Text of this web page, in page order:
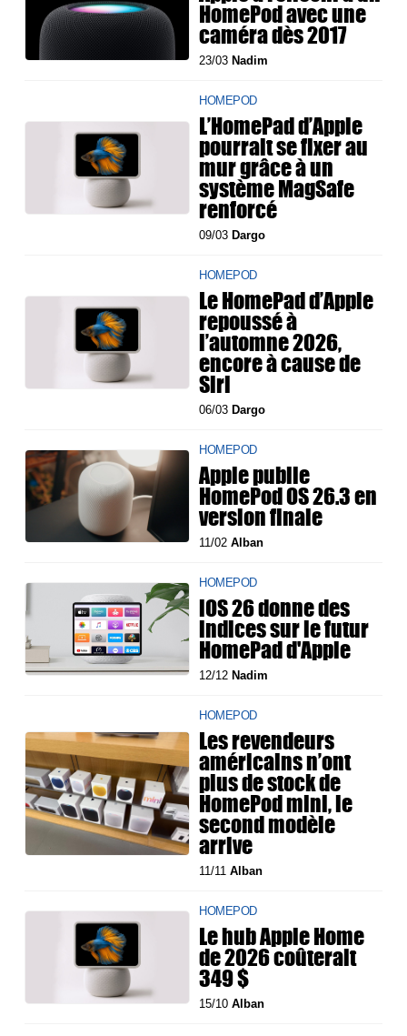
HomePod avec une
caméra dès 2017
23/03 Nadim
HOMEPOD
L’HomePad d’Apple
pourrait se fixer au
mur grâce à un
système MagSafe
renforcé
09/03 Dargo
HOMEPOD
Le HomePad d’Apple
repoussé à
l’automne 2026,
encore à cause de
Siri
06/03 Dargo
HOMEPOD
Apple publie
HomePod OS 26.3 en
version finale
11/02Alban
HOMEPOD
iOS 26 donne des
indices sur le futur
HomePad d'Apple
12/12 Nadim
HOMEPOD
Les revendeurs
américains n’ont
plus de stock de
HomePod mini, le
second modèle
arrive
11/11Alban
HOMEPOD
Le hub Apple Home
de 2026 coûterait
349 $
15/10Alban